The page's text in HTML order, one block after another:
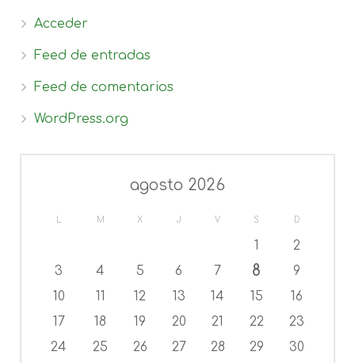
Acceder
Feed de entradas
Feed de comentarios
WordPress.org
agosto 2026
M X J V S D
1
2
3
4 5 6 7 8
9
10
11 12 13 14 15
16
17
18 19 20 21 22
23
24
25 26 27 28 29
30